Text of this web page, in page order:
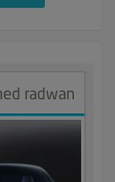
radwan